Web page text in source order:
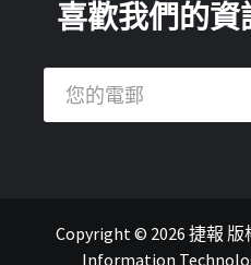
喜歡我們的資
Copyright © 2026 捷報 版
Information